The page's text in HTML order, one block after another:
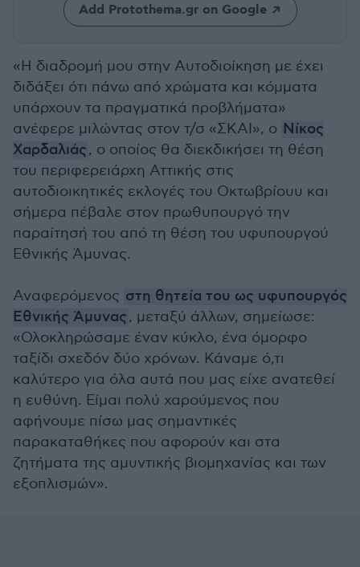
Add Protothema.gr on Google
«Η διαδρομή μου στην Αυτοδιοίκηση με έχει
διδάξει ότι πάνω από χρώματα και κόμματα
υπάρχουν τα πραγματικά προβλήματα»
ανέφερε μιλώντας στον τ/σ «ΣΚΑΙ», ο Νίκος
Χαρδαλιάς, ο οποίος θα διεκδικήσει τη θέση
του περιφερειάρχη Αττικής στις
αυτοδιοικητικές εκλογές του Οκτωβρίουυ και
σήμερα πέβαλε στον πρωθυπουργό την
παραίτησή του από τη θέση του υφυπουργού
Εθνικής Άμυνας.
Αναφερόμενος στη θητεία του ως υφυπουργός
Εθνικής Άμυνας, μεταξύ άλλων, σημείωσε:
«Ολοκληρώσαμε έναν κύκλο, ένα όμορφο
ταξίδι σχεδόν δύο χρόνων. Κάναμε ό,τι
καλύτερο για όλα αυτά που μας είχε ανατεθεί
η ευθύνη. Είμαι πολύ χαρούμενος που
αφήνουμε πίσω μας σημαντικές
παρακαταθήκες που αφορούν και στα
ζητήματα της αμυντικής βιομηχανίας και των
εξοπλισμών».